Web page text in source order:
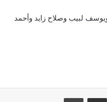
لبيب وصلاح زايد وأحمد
مشاركة عبر البريد طباعة